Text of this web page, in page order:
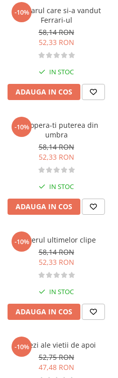
Fitness si frumusete
Diverse
Sa nu razi :((
Drept
Fictiune
Actiune si Aventura
Actiune,aventura
Crime, Thriller, Mistery
Istorica
Literatura de divertisment
Memorii si jurnale
Moderna, contemporana
Poezie, teatru
Publicistica, eseu
Science Fiction
Young adult
Filologie
Filosofie
Filosofie, Stiinte
-10%
Calugarul care si-a vandut
Ferrari-ul
58,14 RON
52,33 RON
IN STOC
ADAUGA IN COS
-10%
Descopera-ti puterea din
umbra
58,14 RON
52,33 RON
IN STOC
ADAUGA IN COS
-10%
Misterul ultimelor clipe
58,14 RON
52,33 RON
IN STOC
ADAUGA IN COS
-10%
Dovezi ale vietii de apoi
52,75 RON
47,48 RON